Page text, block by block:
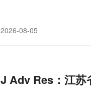
2026-08-05
J Adv Res：江苏